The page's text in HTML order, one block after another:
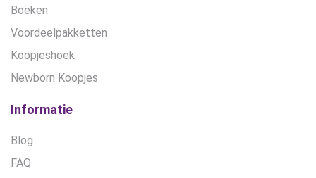
Boeken
Voordeelpakketten
Koopjeshoek
Newborn Koopjes
Informatie
Blog
FAQ